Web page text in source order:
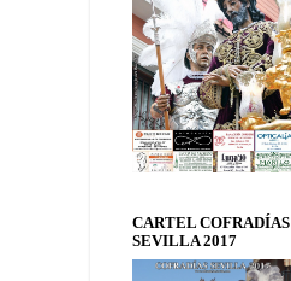
CARTEL COFRADÍAS
SEVILLA 2017